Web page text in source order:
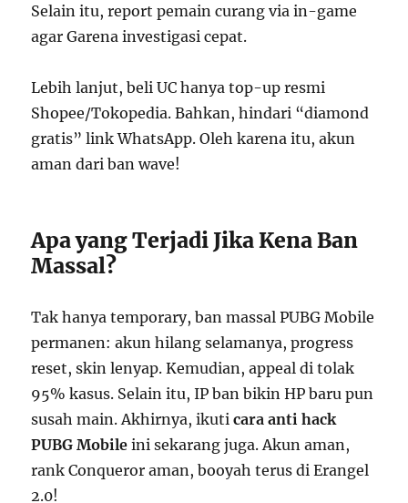
Selain itu, report pemain curang via in-game
agar Garena investigasi cepat.
Lebih lanjut, beli UC hanya top-up resmi
Shopee/Tokopedia. Bahkan, hindari “diamond
gratis” link WhatsApp. Oleh karena itu, akun
aman dari ban wave!
Apa yang Terjadi Jika Kena Ban
Massal?
Tak hanya temporary, ban massal PUBG Mobile
permanen: akun hilang selamanya, progress
reset, skin lenyap. Kemudian, appeal di tolak
95% kasus. Selain itu, IP ban bikin HP baru pun
susah main. Akhirnya, ikuticara anti hack
PUBG Mobile ini sekarang juga. Akun aman,
rank Conqueror aman, booyah terus di Erangel
2.0!